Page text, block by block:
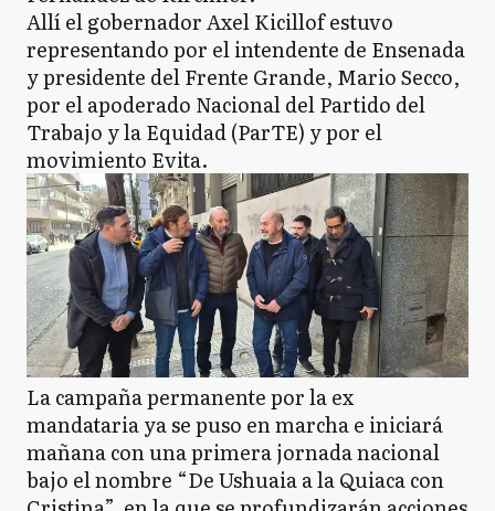
Allí el gobernador Axel Kicillof estuvo
representando por el intendente de Ensenada
y presidente del Frente Grande, Mario Secco,
por el apoderado Nacional del Partido del
Trabajo y la Equidad (ParTE) y por el
movimiento Evita.
La campaña permanente por la ex
mandataria ya se puso en marcha e iniciará
mañana con una primera jornada nacional
bajo el nombre “De Ushuaia a la Quiaca con